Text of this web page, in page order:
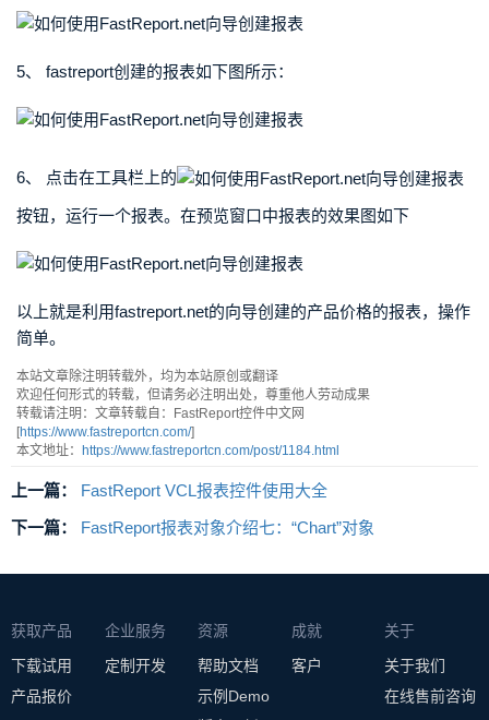
5、 fastreport创建的报表如下图所示：
6、 点击在工具栏上的
按钮，运行一个报表。在预览窗口中报表的效果图如下
以上就是利用fastreport.net的向导创建的产品价格的报表，操作
简单。
本站文章除注明转载外，均为本站原创或翻译
欢迎任何形式的转载，但请务必注明出处，尊重他人劳动成果
转载请注明：文章转载自：FastReport控件中文网
[https://www.fastreportcn.com/]
本文地址：
https://www.fastreportcn.com/post/1184.html
上一篇：
FastReport VCL报表控件使用大全
下一篇：
FastReport报表对象介绍七：“Chart”对象
获取产品
下载试用
产品报价
企业服务
定制开发
资源
帮助文档
示例Demo
成就
客户
关于
关于我们
在线售前咨询